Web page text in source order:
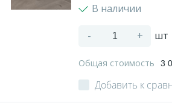
В наличии
- + шт
Общая стоимость 3
Добавить к